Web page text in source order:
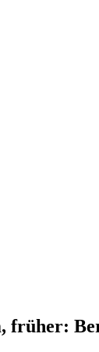
früher: